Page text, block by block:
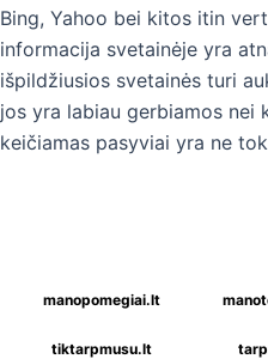
Bing, Yahoo bei kitos itin
informacija svetainėje yra
išpildžiusios svetainės turi
jos yra labiau gerbiamos nei
keičiamas pasyviai yra ne
manopomegiai.lt
tiktarpmusu.lt